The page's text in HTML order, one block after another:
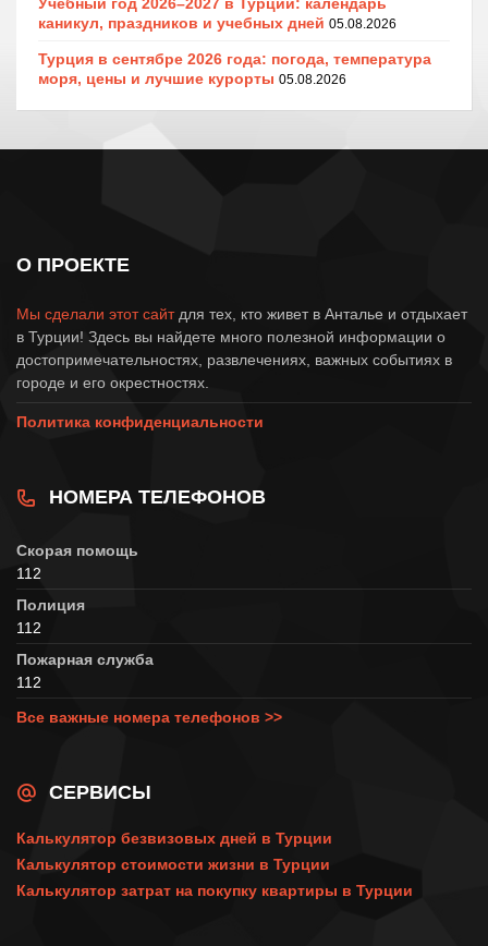
каникул, праздников и учебных дней 05.08.2026
Турция в сентябре 2026 года: погода, температура
моря, цены и лучшие курорты 05.08.2026
О ПРОЕКТЕ
Мы сделали этот сайтдля тех, кто живет в Анталье и отдыхает
в Турции! Здесь вы найдете много полезной информации о
достопримечательностях, развлечениях, важных событиях в
городе и его окрестностях.
Политика конфиденциальности
НОМЕРА ТЕЛЕФОНОВ
Скорая помощь
112
Полиция
112
Пожарная служба
112
Все важные номера телефонов >>
СЕРВИСЫ
Калькулятор безвизовых дней в Турции
Калькулятор стоимости жизни в Турции
Калькулятор затрат на покупку квартиры в Турции